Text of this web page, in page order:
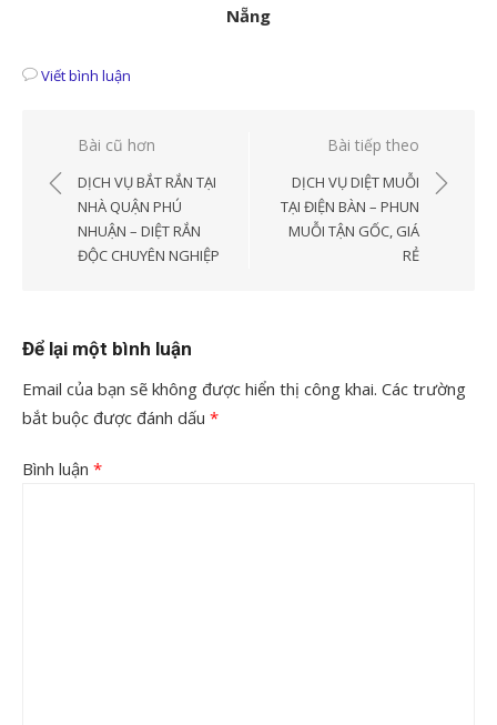
Nẵng
Viết bình luận
Điều
hướng
viết
Bài cũ hơn
DỊCH VỤ BẮT RẮN TẠI
NHÀ QUẬN PHÚ
NHUẬN – DIỆT RẮN
ĐỘC CHUYÊN NGHIỆP
Bài tiếp theo
DỊCH VỤ DIỆT MUỖI
TẠI ĐIỆN BÀN – PHUN
MUỖI TẬN GỐC, GIÁ
RẺ
Để lại một bình luận
Email của bạn sẽ không được hiển thị công khai. Các trường
bắt buộc được đánh dấu *
Bình luận *